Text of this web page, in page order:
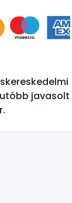
javasolt